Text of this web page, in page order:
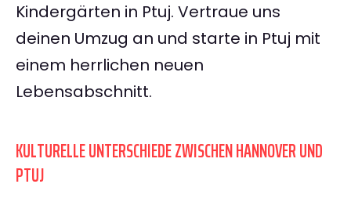
Kindergärten in Ptuj. Vertraue uns
deinen Umzug an und starte in Ptuj mit
einem herrlichen neuen
Lebensabschnitt.
KULTURELLE UNTERSCHIEDE ZWISCHEN HANNOVER UND
PTUJ